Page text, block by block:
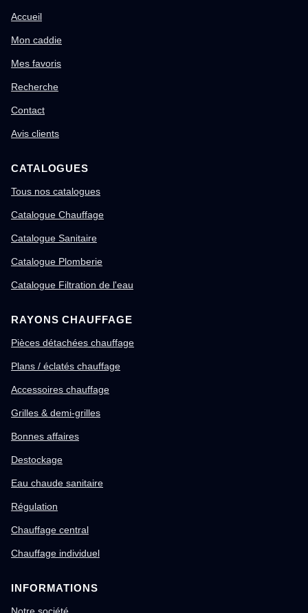
Accueil
Mon caddie
Mes favoris
Recherche
Contact
Avis clients
CATALOGUES
Tous nos catalogues
Catalogue Chauffage
Catalogue Sanitaire
Catalogue Plomberie
Catalogue Filtration de l'eau
RAYONS CHAUFFAGE
Pièces détachées chauffage
Plans / éclatés chauffage
Accessoires chauffage
Grilles & demi-grilles
Bonnes affaires
Destockage
Eau chaude sanitaire
Régulation
Chauffage central
Chauffage individuel
INFORMATIONS
Notre société